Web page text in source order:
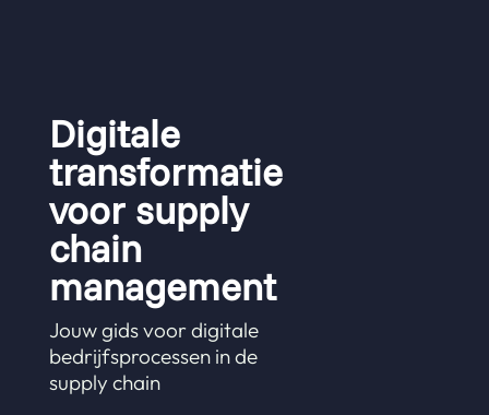
Digitale
transformatie
voor supply
chain
management
Jouw gids voor digitale
bedrijfsprocessen in de
supply chain